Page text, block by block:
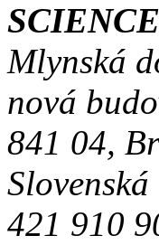
Mlynská
nová
841 04,
421 910